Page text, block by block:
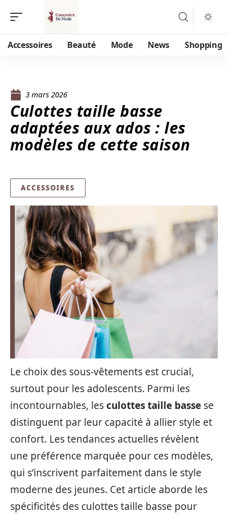
Accessoires Beauté Mode News Shopping
3 mars 2026
Culottes taille basse
adaptées aux ados : les
modèles de cette saison
ACCESSOIRES
Le choix des sous-vêtements est crucial,
surtout pour les adolescents. Parmi les
incontournables, lesculottes taille basse se
distinguent par leur capacité à allier style et
confort. Les tendances actuelles révèlent
une préférence marquée pour ces modèles,
qui s’inscrivent parfaitement dans le style
moderne des jeunes. Cet article aborde les
spécificités des culottes taille basse pour